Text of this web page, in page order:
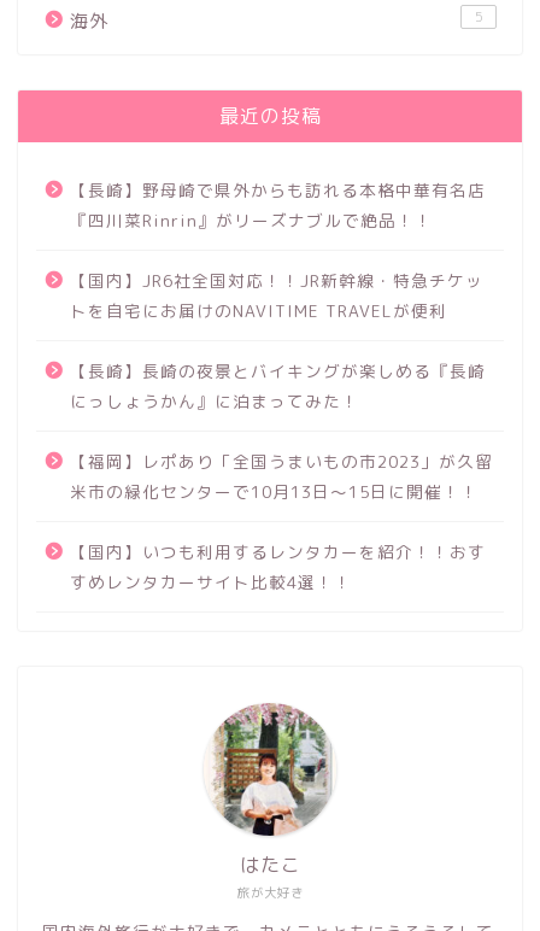
海外 5
最近の投稿
【長崎】野母崎で県外からも訪れる本格中華有名店
『四川菜Rinrin』がリーズナブルで絶品！！
【国内】JR6社全国対応！！JR新幹線・特急チケッ
トを自宅にお届けのNAVITIME TRAVELが便利
【長崎】長崎の夜景とバイキングが楽しめる『長崎
にっしょうかん』に泊まってみた！
【福岡】レポあり「全国うまいもの市2023」が久留
米市の緑化センターで10月13日～15日に開催！！
【国内】いつも利用するレンタカーを紹介！！おす
すめレンタカーサイト比較4選！！
旅が大好き
はたこ